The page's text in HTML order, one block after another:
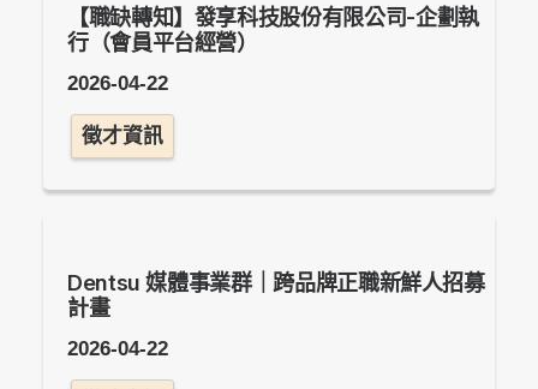
【職缺轉知】發享科技股份有限公司-企劃執
行（會員平台經營）
2026-04-22
徵才資訊
Dentsu 媒體事業群｜跨品牌正職新鮮人招募
計畫
2026-04-22